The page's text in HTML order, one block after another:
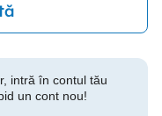
intră în contul tău
un cont nou!